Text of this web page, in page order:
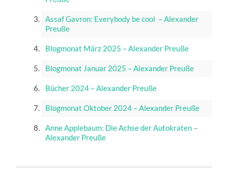
Assaf Gavron: Everybody be cool – Alexander
Preuße
Blogmonat März 2025 – Alexander Preuße
Blogmonat Januar 2025 – Alexander Preuße
Bücher 2024 – Alexander Preuße
Blogmonat Oktober 2024 – Alexander Preuße
Anne Applebaum: Die Achse der Autokraten –
Alexander Preuße